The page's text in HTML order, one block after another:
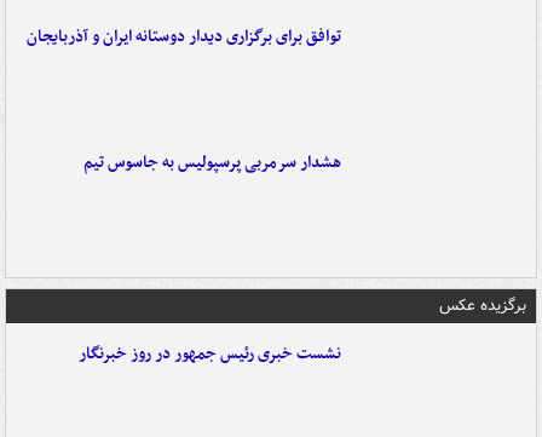
توافق برای برگزاری دیدار دوستانه ایران و آذربایجان
هشدار سرمربی پرسپولیس به جاسوس تیم
برگزیده عکس
نشست خبری رئیس جمهور در روز خبرنگار